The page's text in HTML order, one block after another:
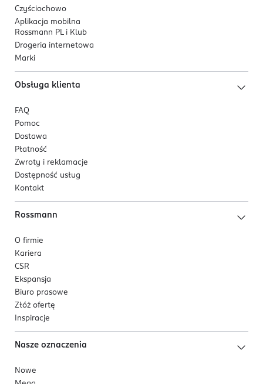
Czyściochowo
Aplikacja mobilna
Rossmann PL i Klub
Drogeria internetowa
Marki
Obsługa klienta
FAQ
Pomoc
Dostawa
Płatność
Zwroty i reklamacje
Dostępność usług
Kontakt
Rossmann
O firmie
Kariera
CSR
Ekspansja
Biuro prasowe
Złóż ofertę
Inspiracje
Nasze oznaczenia
Nowe